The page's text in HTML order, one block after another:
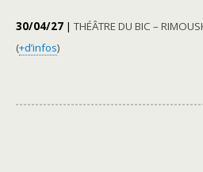
30/04/27 | THÉÂTRE DU BIC –
(+d’infos)